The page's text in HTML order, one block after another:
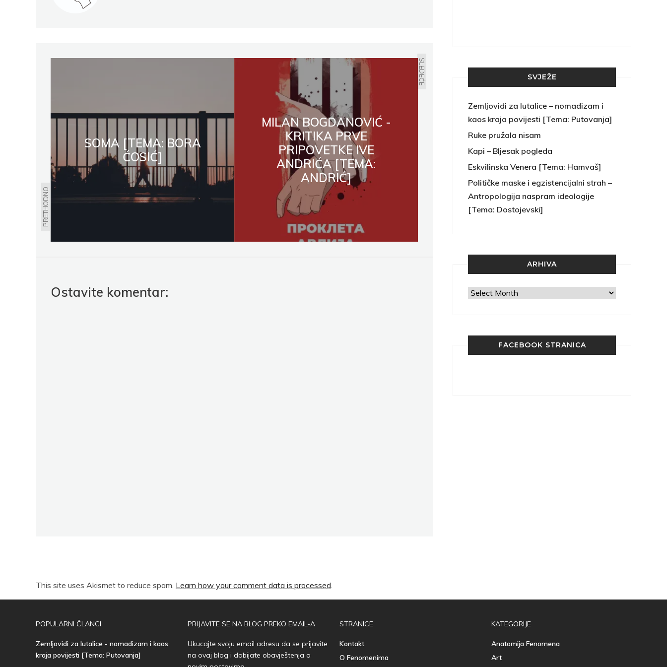
PRETHODNO
SOMA [TEMA: BORA
ĆOSIĆ]
SLEDEĆE
MILAN BOGDANOVIĆ -
KRITIKA PRVE
PRIPOVETKE IVE
ANDRIĆA [TEMA:
ANDRIĆ]
Ostavite komentar:
This site uses Akismet to reduce spam. Learn how your comment data is processed.
SVJEŽE
Zemljovidi za lutalice – nomadizam i
kaos kraja povijesti [Tema: Putovanja]
Ruke pružala nisam
Kapi – Bljesak pogleda
Eskvilinska Venera [Tema: Hamvaš]
Političke maske i egzistencijalni strah –
Antropologija naspram ideologije
[Tema: Dostojevski]
ARHIVA
Arhiva
FACEBOOK STRANICA
POPULARNI ČLANCI
Zemljovidi za lutalice - nomadizam i kaos
kraja povijesti [Tema: Putovanja]
PRIJAVITE SE NA BLOG PREKO EMAIL-A
Ukucajte svoju email adresu da se prijavite
na ovaj blog i dobijate obavještenja o
STRANICE
Kontakt
O Fenomenima
KATEGORIJE
Anatomija Fenomena
Art